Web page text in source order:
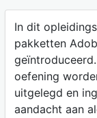
In dit
pakketten
oefening
uitgelegd en
aandacht aan